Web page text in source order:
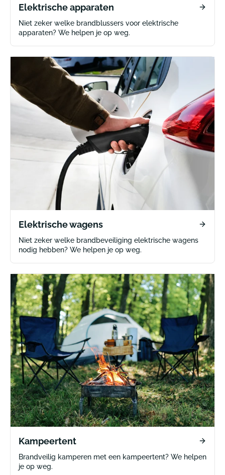
Elektrische apparaten
Niet zeker welke brandblussers voor elektrische
apparaten? We helpen je op weg.
Elektrische wagens
Niet zeker welke brandbeveiliging elektrische wagens
nodig hebben? We helpen je op weg.
Kampeertent
Brandveilig kamperen met een kampeertent? We helpen
je op weg.